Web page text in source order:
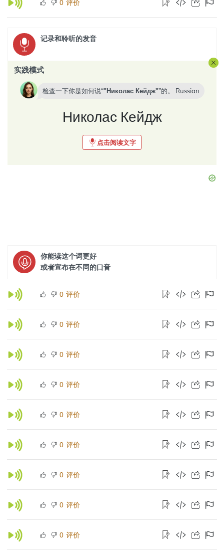
0 评价
记录和聆听的发音
实践模式
检查一下你是如何说“ Николас Кейдж ”的。 Russian
Николас Кейдж
点击阅读文字
你能读这个词更好
或者宣布在不同的口音
0 评价
0 评价
0 评价
0 评价
0 评价
0 评价
0 评价
0 评价
0 评价